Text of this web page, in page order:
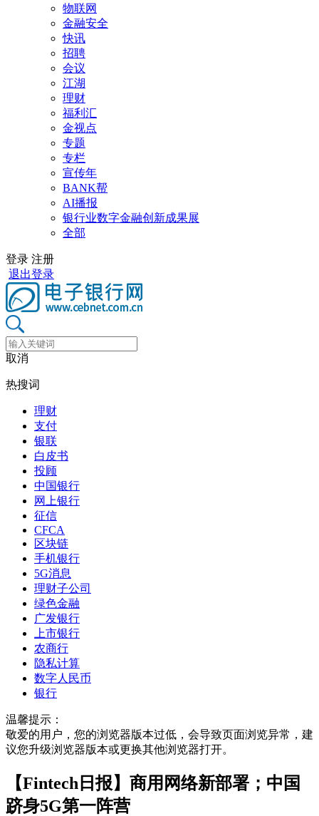
物联网
金融安全
快讯
招聘
会议
江湖
理财
福利汇
金视点
专题
专栏
宣传年
BANK帮
AI播报
银行业数字金融创新成果展
全部
登录 注册
退出登录
取消
热搜词
理财
支付
银联
白皮书
投顾
中国银行
网上银行
征信
CFCA
区块链
手机银行
5G消息
理财子公司
绿色金融
广发银行
上市银行
农商行
隐私计算
数字人民币
银行
温馨提示：
敬爱的用户，您的浏览器版本过低，会导致页面浏览异常，建
议您升级浏览器版本或更换其他浏览器打开。
【Fintech日报】商用网络新部署；中国
跻身5G第一阵营